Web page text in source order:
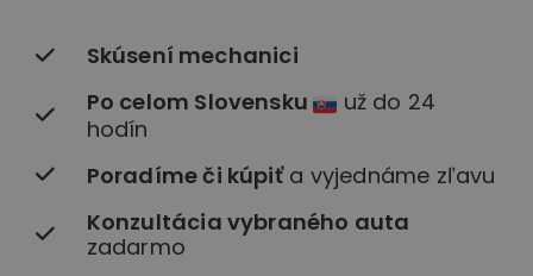
Skúsení mechanici
Po celom Slovensku
už do 24
hodín
Poradíme či kúpiťa vyjednáme zľavu
Konzultácia vybraného auta
zadarmo